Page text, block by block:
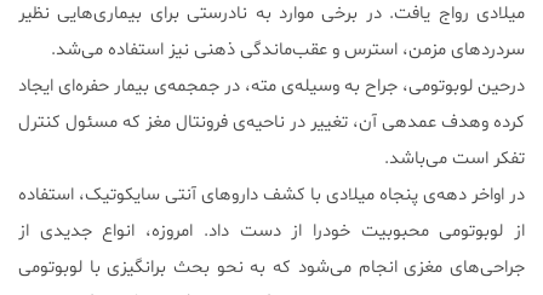
میلادی رواج یافت. در برخی موارد به نادرستی برای بیماری‌هایی نظیر
سردردهای مزمن، استرس و عقب‌ماندگی ذهنی نیز استفاده می‌شد.
درحین لوبوتومی، جراح به وسیله‌ی مته، در جمجمه‌ی بیمار حفره‌ای ایجاد
کرده وهدف عمده‎ی آن، تغییر در ناحیه‌ی فرونتال مغز که مسئول کنترل
تفکر است می‌باشد.
در اواخر دهه‌ی پنجاه میلادی با کشف داروهای آنتی سایکوتیک، استفاده
از لوبوتومی محبوبیت خودرا از دست داد. امروزه، انواع جدیدی از
جراحی‌های مغزی انجام می‌شود که به نحو بحث برانگیزی با لوبوتومی